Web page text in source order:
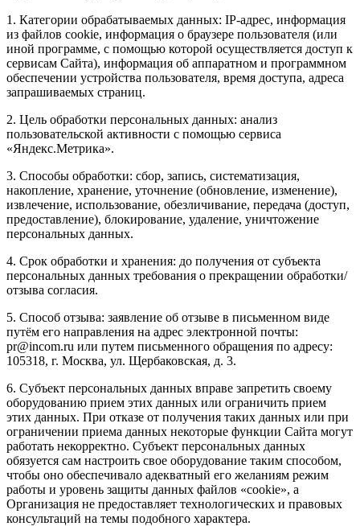
1. Категории обрабатываемых данных: IP-адрес, информация
из файлов cookie, информация о браузере пользователя (или
иной программе, с помощью которой осуществляется доступ к
сервисам Сайта), информация об аппаратном и программном
обеспечении устройства пользователя, время доступа, адреса
запрашиваемых страниц.
2. Цель обработки персональных данных: анализ
пользовательской активности с помощью сервиса
«Яндекс.Метрика».
3. Способы обработки: сбор, запись, систематизация,
накопление, хранение, уточнение (обновление, изменение),
извлечение, использование, обезличивание, передача (доступ,
предоставление), блокирование, удаление, уничтожение
персональных данных.
4. Срок обработки и хранения: до получения от субъекта
персональных данных требования о прекращении обработки/
отзыва согласия.
5. Способ отзыва: заявление об отзыве в письменном виде
путём его направления на адрес электронной почты:
pr@incom.ru или путем письменного обращения по адресу:
105318, г. Москва, ул. Щербаковская, д. 3.
6. Субъект персональных данных вправе запретить своему
оборудованию прием этих данных или ограничить прием
этих данных. При отказе от получения таких данных или при
ограничении приема данных некоторые функции Сайта могут
работать некорректно. Субъект персональных данных
обязуется сам настроить свое оборудование таким способом,
чтобы оно обеспечивало адекватный его желаниям режим
работы и уровень защиты данных файлов «cookie», а
Организация не предоставляет технологических и правовых
консультаций на темы подобного характера.